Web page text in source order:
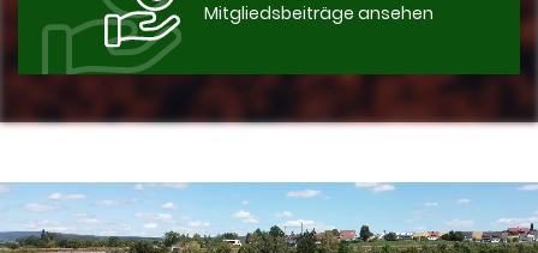
Mitgliedsbeiträge ansehen